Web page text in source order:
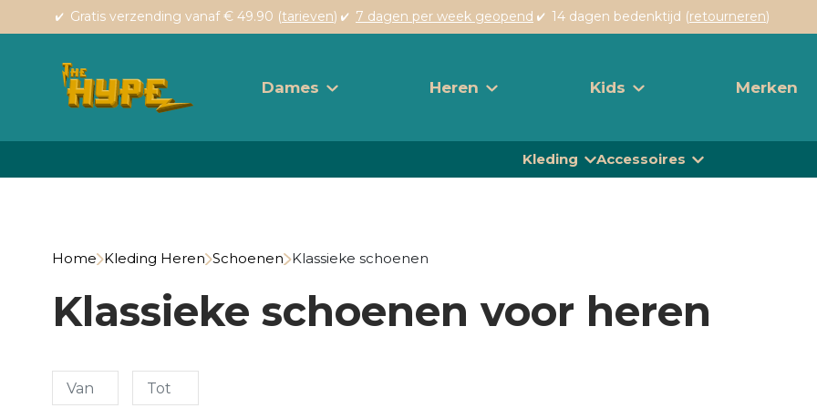
Gratis verzending vanaf € 49.90 (tarieven) 7 dagen per week geopend 14 dagen bedenktijd (retourneren)
Dames Heren Kids Merken
Kleding Accessoires
Home Kleding Heren Schoenen Klassieke schoenen
Klassieke schoenen voor heren